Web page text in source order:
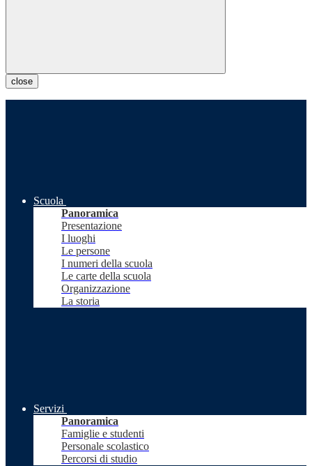
close
Scuola
Panoramica
Presentazione
I luoghi
Le persone
I numeri della scuola
Le carte della scuola
Organizzazione
La storia
Servizi
Panoramica
Famiglie e studenti
Personale scolastico
Percorsi di studio